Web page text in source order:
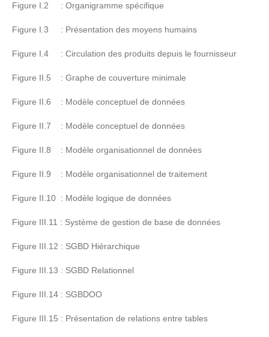
Figure I.2 : Organigramme spécifique
Figure I.3 : Présentation des moyens humains
Figure I.4 : Circulation des produits depuis le fournisseur
Figure II.5 : Graphe de couverture minimale
Figure II.6 : Modèle conceptuel de données
Figure II.7 : Modèle conceptuel de données
Figure II.8 : Modèle organisationnel de données
Figure II.9 : Modèle organisationnel de traitement
Figure II.10 : Modèle logique de données
Figure III.11 : Système de gestion de base de données
Figure III.12 : SGBD Hiérarchique
Figure III.13 : SGBD Relationnel
Figure III.14 : SGBDOO
Figure III.15 : Présentation de relations entre tables